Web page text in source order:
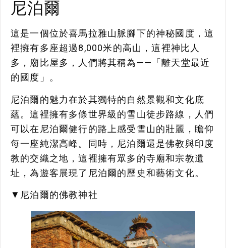
尼泊爾
這是一個位於喜馬拉雅山脈腳下的神秘國度，這
裡擁有多座超過8,000米的高山，這裡神比人
多，廟比屋多，人們將其稱為——「離天堂最近
的國度」。
尼泊爾的魅力在於其獨特的自然景觀和文化底
蘊。這裡擁有多條世界級的雪山徒步路線，人們
可以在尼泊爾健行的路上感受雪山的壯麗，瞻仰
每一座純潔高峰。同時，尼泊爾還是佛教與印度
教的交織之地，這裡擁有眾多的寺廟和宗教遺
址，為遊客展現了尼泊爾的歷史和藝術文化。
▼尼泊爾的佛教神社